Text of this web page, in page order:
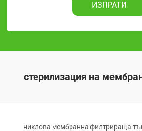
ИЗПРАТИ
стерилизация на
никлова мембранна филтрираща